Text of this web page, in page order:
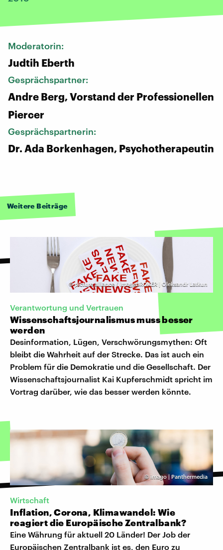
Moderatorin:
Judtih Eberth
Gesprächspartner:
Andre Berg, Vorstand der Professionellen
Piercer
Gesprächspartnerin:
Dr. Ada Borkenhagen, Psychotherapeutin
Weitere Beiträge
©picture alliance / imageBROKER | Oleksandr Latkun
Verantwortung und Vertrauen
Wissenschaftsjournalismus muss besser
werden
Desinformation, Lügen, Verschwörungsmythen: Oft
bleibt die Wahrheit auf der Strecke. Das ist auch ein
Problem für die Demokratie und die Gesellschaft. Der
Wissenschaftsjournalist Kai Kupferschmidt spricht im
Vortrag darüber, wie das besser werden könnte.
© imago | Panthermedia
Wirtschaft
Inflation, Corona, Klimawandel: Wie
reagiert die Europäische Zentralbank?
Eine Währung für aktuell 20 Länder! Der Job der
Europäischen Zentralbank ist es, den Euro zu